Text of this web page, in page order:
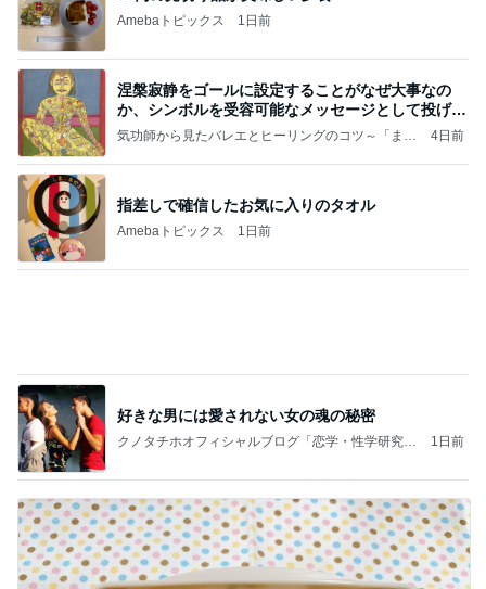
Amebaトピックス 1日前
涅槃寂静をゴールに設定することがなぜ大事なの
か、シンボルを受容可能なメッセージとして投げる
ことが
気功師から見たバレエとヒーリングのコツ～「まと
4日前
指差しで確信したお気に入りのタオル
Amebaトピックス 1日前
好きな男には愛されない女の魂の秘密
クノタチホオフィシャルブログ「恋学・性学研究
1日前